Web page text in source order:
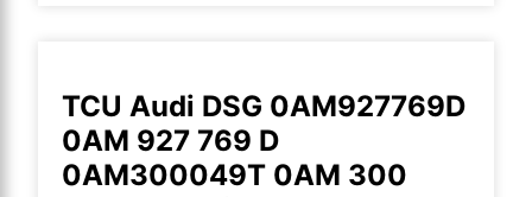
TCU Audi DSG 0AM927769D
0AM 927 769 D
0AM300049T 0AM 300